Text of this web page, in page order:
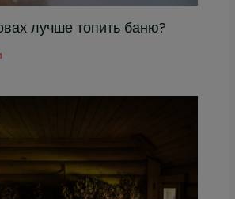
лучше топить баню?